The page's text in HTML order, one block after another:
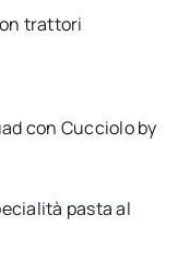
trattori
con Cucciolo by
pasta al